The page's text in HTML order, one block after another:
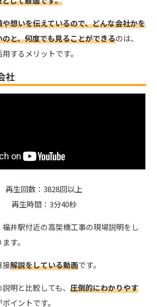
想いを伝えているので、どんな会社かを
と、何度でも見ることができるのは、
するメリットです。
社
再生回数：3828回以上
再生時間：3分40秒
井駅付近の高架橋工事の現場説明をし
す。
接解説をしている動画です。
明と比較しても、圧倒的にわかりやす
イントです。